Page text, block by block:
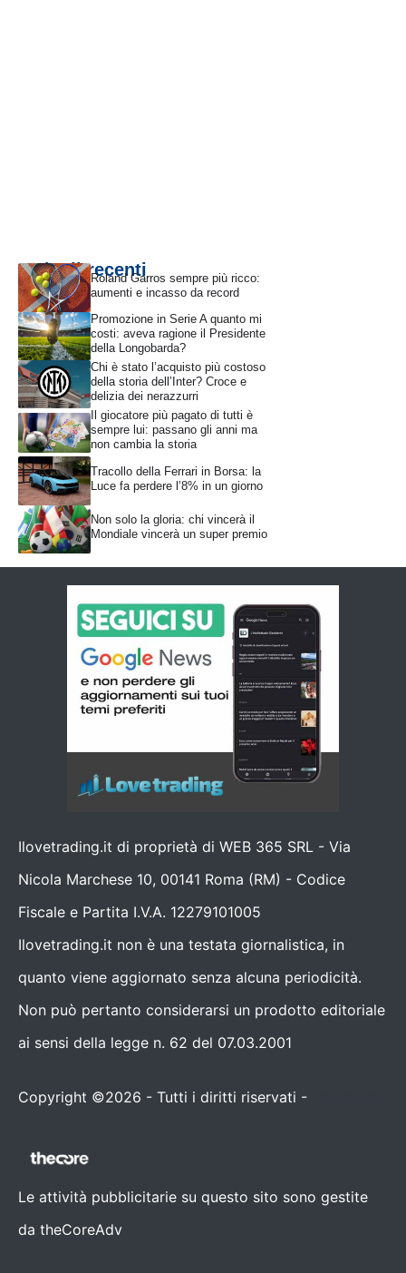
Articoli recentiRoland Garros sempre più ricco:
aumenti e incasso da record
Promozione in Serie A quanto mi
costi: aveva ragione il Presidente
della Longobarda?
Chi è stato l’acquisto più costoso
della storia dell’Inter? Croce e
delizia dei nerazzurri
Il giocatore più pagato di tutti è
sempre lui: passano gli anni ma
non cambia la storia
Tracollo della Ferrari in Borsa: la
Luce fa perdere l’8% in un giorno
Non solo la gloria: chi vincerà il
Mondiale vincerà un super premio
Ilovetrading.it di proprietà di WEB 365 SRL - Via
Nicola Marchese 10, 00141 Roma (RM) - Codice
Fiscale e Partita I.V.A. 12279101005
Ilovetrading.it non è una testata giornalistica, in
quanto viene aggiornato senza alcuna periodicità.
Non può pertanto considerarsi un prodotto editoriale
ai sensi della legge n. 62 del 07.03.2001
Copyright ©2026 - Tutti i diritti riservati -
Le attività pubblicitarie su questo sito sono gestite
da theCoreAdv